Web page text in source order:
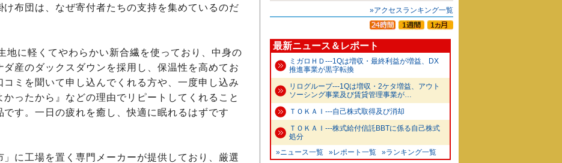
布団は、なぜ寄付者たちの支持を集めているのだ
地に軽くてやわらかい新合繊を使っており、中身の
産のダックスダウンを採用し、保温性を高めてお
コミを聞いて申し込んでくれる方や、一度申し込み
ったから』などの理由でリピートしてくれること
す。一日の疲れを癒し、快適に眠れるはずです
に工場を置く専門メーカーが提供しており、厳選
»アクセスランキング一覧
最新ニュース＆レポート
ミガロＨＤ---1Qは増収・最終利益が増益、DX
推進事業が黒字転換
リログループ---1Qは増収・2ケタ増益、アウト
ソーシング事業及び賃貸管理事業が…
ＴＯＫＡＩ---自己株式取得及び消却
ＴＯＫＡＩ---株式給付信託BBTに係る自己株式
処分
»ニュース一覧
»レポート一覧 »ランキング一覧